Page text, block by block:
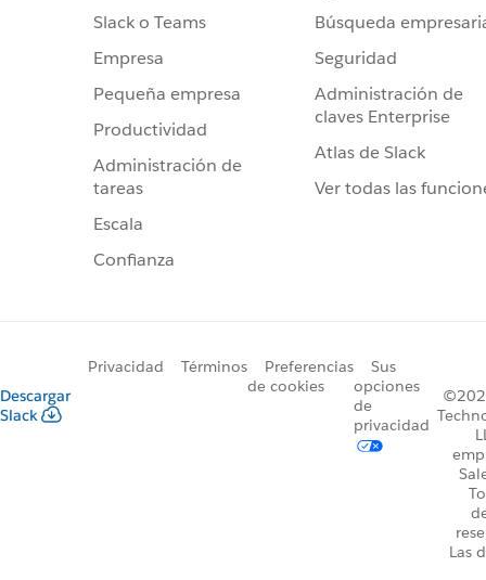
Slack o Teams
Empresa
Pequeña empresa
Productividad
Administración de
tareas
Escala
Confianza
Búsqueda
Seguridad
Administración de
claves Enterprise
Atlas de Slack
Ver todas las
Descargar
Slack
Privacidad Términos
Preferencias
de cookies
Sus
opciones
de
privacidad
Las